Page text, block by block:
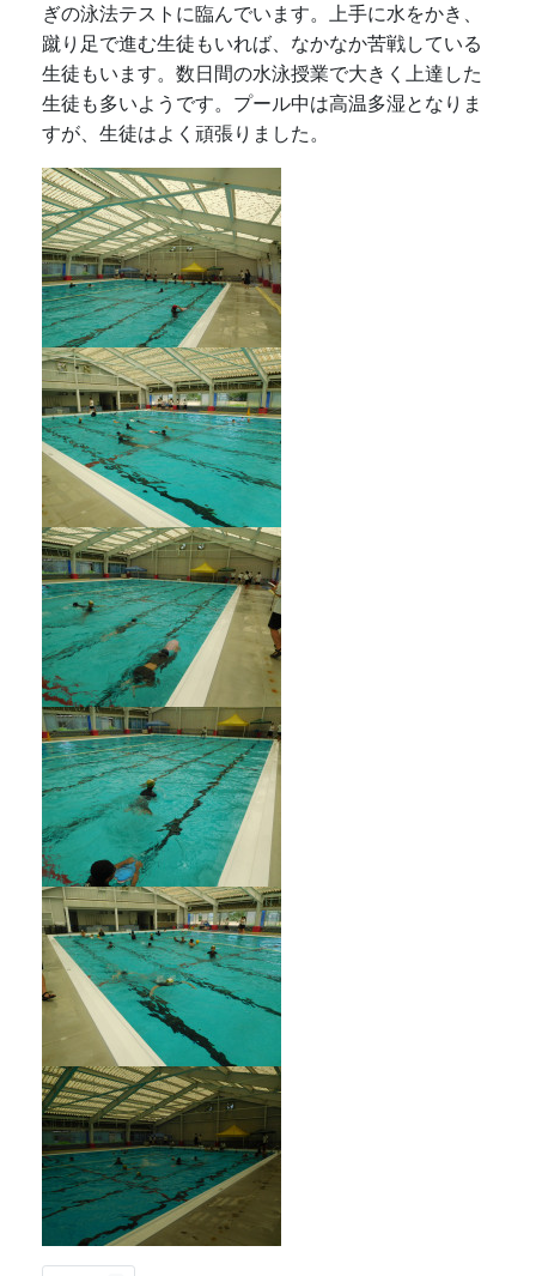
ぎの泳法テストに臨んでいます。上手に水をかき、
蹴り足で進む生徒もいれば、なかなか苦戦している
生徒もいます。数日間の水泳授業で大きく上達した
生徒も多いようです。プール中は高温多湿となりま
すが、生徒はよく頑張りました。